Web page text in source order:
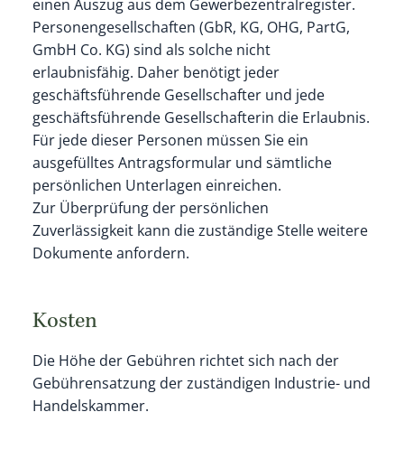
einen Auszug aus dem Gewerbezentralregister.
Personengesellschaften (GbR, KG, OHG, PartG,
GmbH Co. KG) sind als solche nicht
erlaubnisfähig. Daher benötigt jeder
geschäftsführende Gesellschafter und jede
geschäftsführende Gesellschafterin die Erlaubnis.
Für jede dieser Personen müssen Sie ein
ausgefülltes Antragsformular und sämtliche
persönlichen Unterlagen einreichen.
Zur Überprüfung der persönlichen
Zuverlässigkeit kann die zuständige Stelle weitere
Dokumente anfordern.
Kosten
Die Höhe der Gebühren richtet sich nach der
Gebührensatzung der zuständigen Industrie- und
Handelskammer.